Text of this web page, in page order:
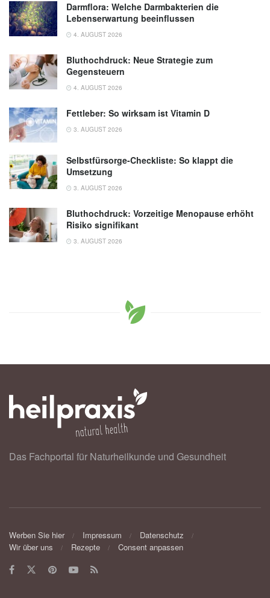
Darmflora: Welche Darmbakterien die
Lebenserwartung beeinflussen
4. AUGUST 2026
Bluthochdruck: Neue Strategie zum
Gegensteuern
4. AUGUST 2026
Fettleber: So wirksam ist Vitamin D
3. AUGUST 2026
Selbstfürsorge-Checkliste: So klappt die
Umsetzung
3. AUGUST 2026
Bluthochdruck: Vorzeitige Menopause erhöht
Risiko signifikant
3. AUGUST 2026
Das Fachportal für Naturheilkunde und Gesundheit
Werben Sie hier Impressum
Datenschutz
Wir über uns
Rezepte Consent anpassen